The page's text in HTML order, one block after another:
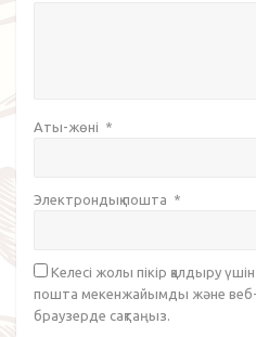
Аты-жөні *
Электрондық пошта *
Келесі жолы пікір қалдыру
пошта мекенжайымды және
браузерде сақтаңыз.